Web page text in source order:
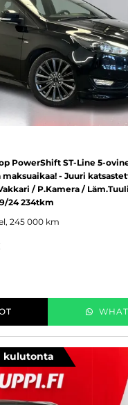
PowerShift ST-Line 5-
- Juuri
/ P.Kamera /
24 234tkm
245 000 km
kulutonta